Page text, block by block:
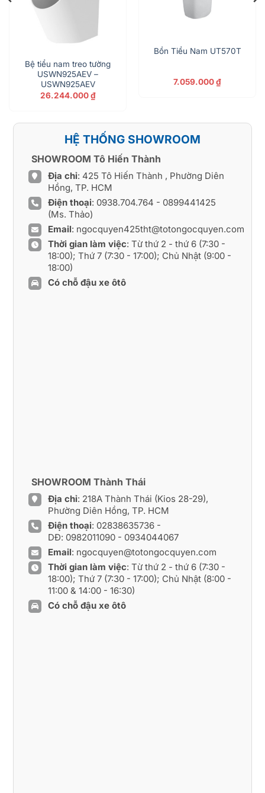
Bệ tiểu nam treo tường
USWN925AEV –
USWN925AEV
26.244.000₫
Bồn Tiểu Nam UT570T
7.059.000₫
HỆ THỐNG SHOWROOM
SHOWROOM Tô Hiến Thành
Địa chỉ: 425 Tô Hiến Thành , Phường Diên
Hồng, TP. HCM
Điện thoại: 0938.704.764 - 0899441425
(Ms. Thảo)
Email: ngocquyen425tht@totongocquyen.com
Thời gian làm việc: Từ thứ 2 - thứ 6 (7:30 -
18:00); Thứ 7 (7:30 - 17:00); Chủ Nhật (9:00 -
18:00)
Có chỗ đậu xe ôtô
SHOWROOM Thành Thái
Địa chỉ: 218A Thành Thái (Kios 28-29),
Phường Diên Hồng, TP. HCM
Điện thoại: 02838635736 -
DĐ: 0982011090- 0934044067
Email: ngocquyen@totongocquyen.com
Thời gian làm việc: Từ thứ 2 - thứ 6 (7:30 -
18:00); Thứ 7 (7:30 - 17:00); Chủ Nhật (8:00 -
11:00 & 14:00 - 16:30)
Có chỗ đậu xe ôtô